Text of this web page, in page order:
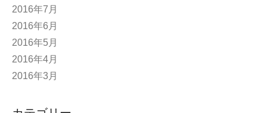
2016年7月
2016年6月
2016年5月
2016年4月
2016年3月